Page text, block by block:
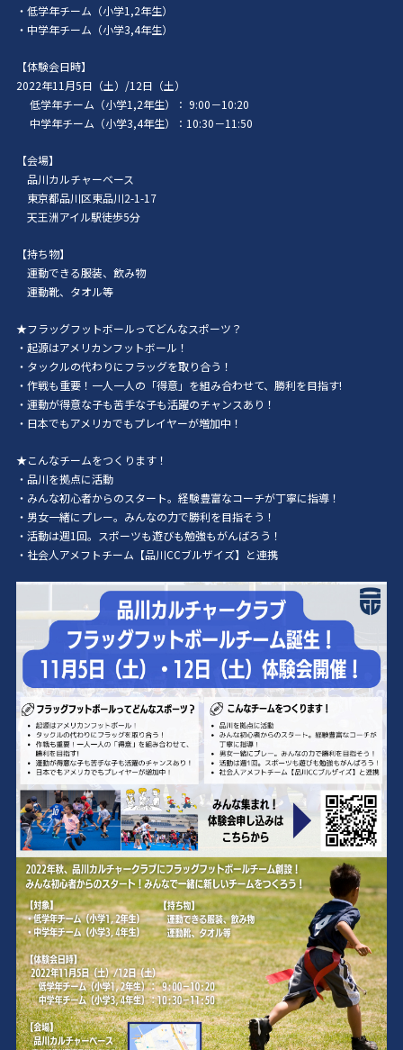
・低学年チーム（小学1,2年生）
・中学年チーム（小学3,4年生）
【体験会日時】
2022年11月5日（土）/12日（土）
低学年チーム（小学1,2年生）： 9:00－10:20
中学年チーム（小学3,4年生）：10:30－11:50
【会場】
品川カルチャーベース
東京都品川区東品川2-1-17
天王洲アイル駅徒歩5分
【持ち物】
運動できる服装、飲み物
運動靴、タオル等
★フラッグフットボールってどんなスポーツ？
・起源はアメリカンフットボール！
・タックルの代わりにフラッグを取り合う！
・作戦も重要！一人一人の「得意」を組み合わせて、勝利を目指す!
・運動が得意な子も苦手な子も活躍のチャンスあり！
・日本でもアメリカでもプレイヤーが増加中！
★こんなチームをつくります！
・品川を拠点に活動
・みんな初心者からのスタート。経験豊富なコーチが丁寧に指導！
・男女一緒にプレー。みんなの力で勝利を目指そう！
・活動は週1回。スポーツも遊びも勉強もがんばろう！
・社会人アメフトチーム【品川CCブルザイズ】と連携